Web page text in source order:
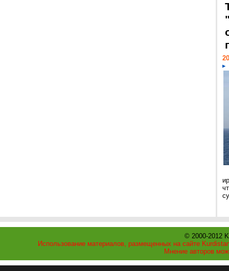
© 2000-2012
Использование материалов, размещенных на сайте
Мнение авторов